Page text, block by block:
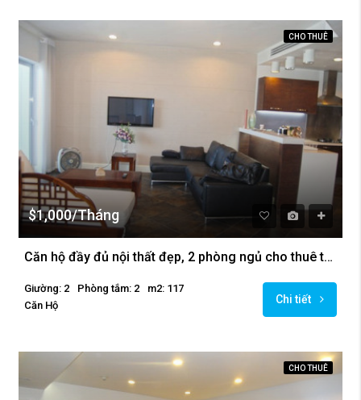
CHO THUÊ
$1,000/Tháng
Căn hộ đầy đủ nội thất đẹp, 2 phòng ngủ cho thuê tại Golden Westlake
Giường: 2 Phòng tắm: 2
m2: 117
Căn Hộ
Chi tiết
CHO THUÊ